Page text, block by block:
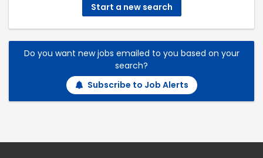
Start a new search
Do you want new jobs emailed to you based on your
search?
Subscribe to Job Alerts